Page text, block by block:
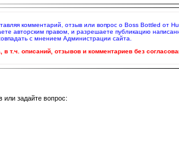
комментарий, отзыв или вопрос о Boss Bottled от
авторским правом, и разрешаете публикацию
с мнением Администрации сайта.
в т.ч. описаний, отзывов и комментариев без
или задайте вопрос: